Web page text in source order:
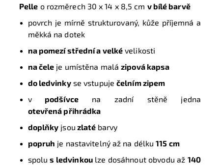
Pelle o rozměrech 30 x 14 x 8,5 cm v bílé barvě
povrch je mírně strukturovaný, kůže příjemná a
měkká na dotek
na pomezí střední a velké velikosti
na čele je umístěna malázipová kapsa
do ledvinkyse vstupuječelním zipem
vpodšívcena zadní stěně jedna
otevřená přihrádka
doplňky jsou zlaté barvy
popruh je nastavitelný až na délku115 cm
spolus ledvinkoulze dosáhnout obvodu až 140